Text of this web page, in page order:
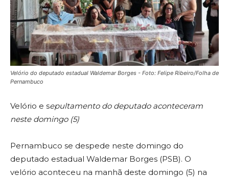
Velório do deputado estadual Waldemar Borges - Foto: Felipe Ribeiro/Folha de
Pernambuco
Velório e sepultamento do deputado aconteceram
neste domingo (5)
Pernambuco se despede neste domingo do
deputado estadual Waldemar Borges (PSB). O
velório aconteceu na manhã deste domingo (5) na